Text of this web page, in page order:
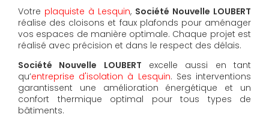
Votre plaquiste à Lesquin, Société Nouvelle LOUBERT
réalise des cloisons et faux plafonds pour aménager
vos espaces de manière optimale. Chaque projet est
réalisé avec précision et dans le respect des délais.
Société Nouvelle LOUBERT excelle aussi en tant
qu’entreprise d'isolation à Lesquin. Ses interventions
garantissent une amélioration énergétique et un
confort thermique optimal pour tous types de
bâtiments.